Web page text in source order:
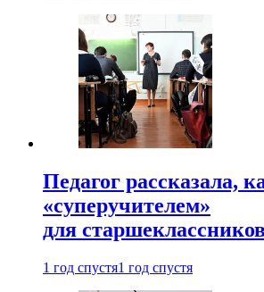
Педагог рассказала,
«суперучителем»
для
1 год спустя1 год спустя